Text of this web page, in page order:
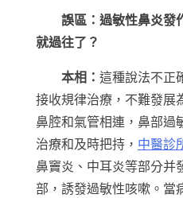
誤區：過敏性鼻炎發
就過往了？
本相： 這種說法不正
接收規律治療，不難發展
鼻腔和氣管相連，鼻部過
治療和及時把持， 中醫診
鼻竇炎、中耳炎等部分并
部，誘發過敏性咳嗽。當